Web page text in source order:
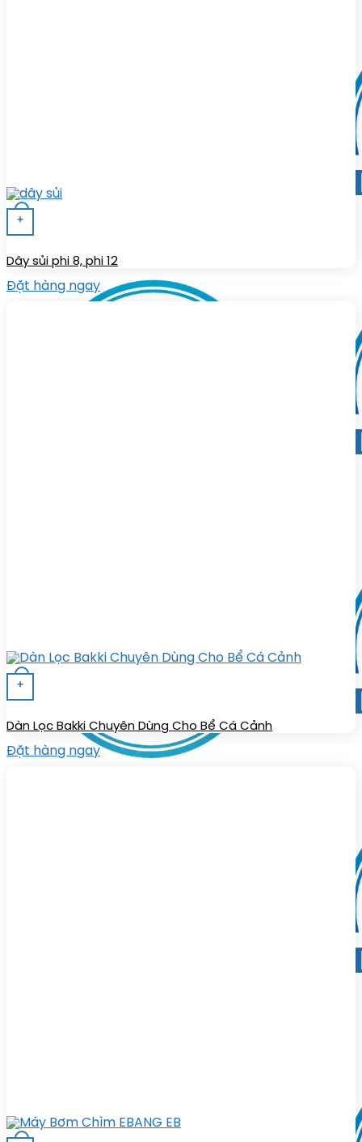
+
Dây sủi phi 8, phi 12
Đặt hàng ngay
+
Dàn Lọc Bakki Chuyên Dùng Cho Bể Cá Cảnh
Đặt hàng ngay